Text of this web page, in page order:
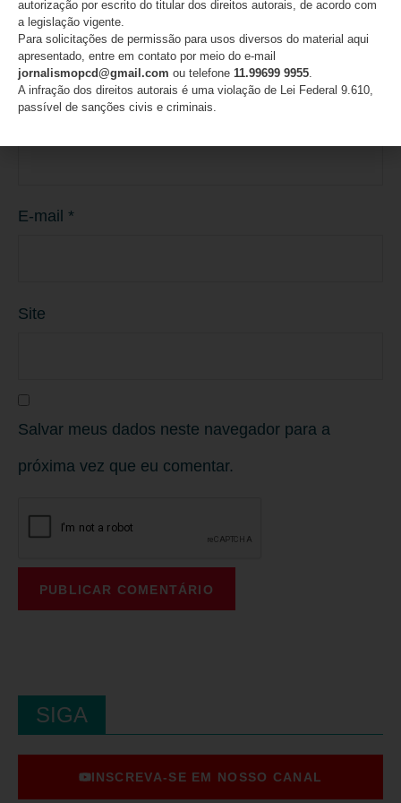
Nome
E-mail *
Site
Salvar meus dados neste navegador para a
próxima vez que eu comentar.
SIGA
INSCREVA-SE EM NOSSO CANAL
autorização por escrito do titular dos direitos autorais, de acordo com
a legislação vigente.
Para solicitações de permissão para usos diversos do material aqui
apresentado, entre em contato por meio do e-mail
jornalismopcd@gmail.com ou telefone 11.99699 9955
A infração dos direitos autorais é uma violação de Lei Federal 9.610,
passível de sanções civis e criminais.